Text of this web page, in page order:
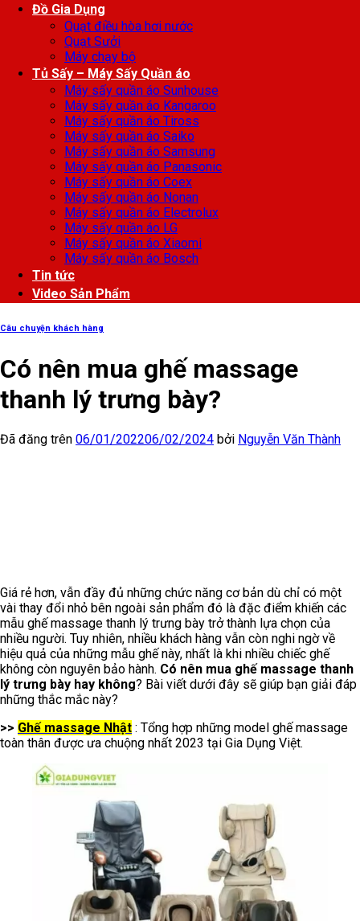
Đồ Gia Dụng
Quạt điều hòa hơi nước
Quạt Sưởi
Máy chạy bộ
Tủ Sấy – Máy Sấy Quần áo
Máy sấy quần áo Sunhouse
Máy sấy quần áo Kangaroo
Máy sấy quần áo Tiross
Máy sấy quần áo Saiko
Máy sấy quần áo Samsung
Máy sấy quần áo Panasonic
Máy sấy quần áo Coex
Máy sấy quần áo Nonan
Máy sấy quần áo Electrolux
Máy sấy quần áo LG
Máy sấy quần áo Xiaomi
Máy sấy quần áo Bosch
Tin tức
Video Sản Phẩm
Câu chuyện khách hàng
Có nên mua ghế massage
thanh lý trưng bày?
Đã đăng trên 06/01/202206/02/2024 bởi Nguyễn Văn Thành
Giá rẻ hơn, vẫn đầy đủ những chức năng cơ bản dù chỉ có một
vài thay đổi nhỏ bên ngoài sản phẩm đó là đặc điểm khiến các
mẫu ghế massage thanh lý trưng bày trở thành lựa chọn của
nhiều người. Tuy nhiên, nhiều khách hàng vẫn còn nghi ngờ về
hiệu quả của những mẫu ghế này, nhất là khi nhiều chiếc ghế
không còn nguyên bảo hành. Có nên mua ghế massage thanh
lý trưng bày hay không? Bài viết dưới đây sẽ giúp bạn giải đáp
những thắc mắc này?
>> Ghế massage Nhật : Tổng hợp những model ghế massage
toàn thân được ưa chuộng nhất 2023 tại Gia Dụng Việt.